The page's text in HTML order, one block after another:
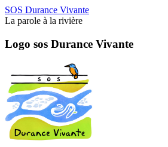
SOS Durance Vivante
La parole à la rivière
Logo sos Durance Vivante